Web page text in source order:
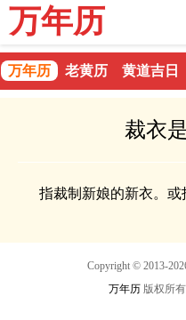
万年历
万年历 老黄历 黄道吉日
裁衣
指裁制新娘的新衣。或
Copyright © 2013-
万年历版权所有